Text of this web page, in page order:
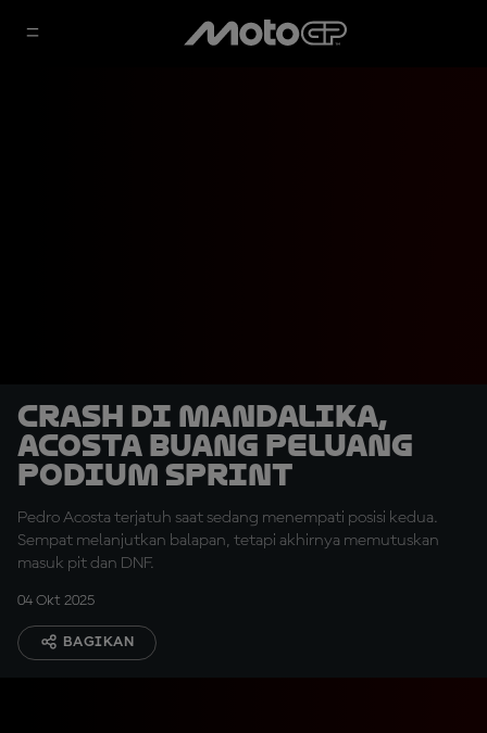
Crash di Mandalika,
Acosta Buang Peluang
Podium Sprint
Pedro Acosta terjatuh saat sedang menempati posisi kedua.
Sempat melanjutkan balapan, tetapi akhirnya memutuskan
masuk pit dan DNF.
04 Okt 2025
BAGIKAN